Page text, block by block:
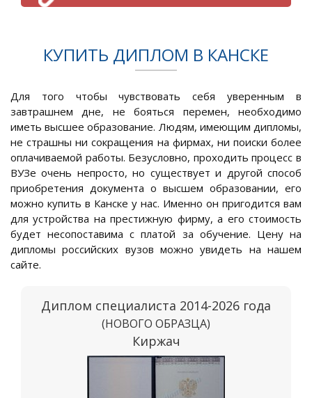
КУПИТЬ ДИПЛОМ В КАНСКЕ
Для того чтобы чувствовать себя уверенным в
завтрашнем дне, не бояться перемен, необходимо
иметь высшее образование. Людям, имеющим дипломы,
не страшны ни сокращения на фирмах, ни поиски более
оплачиваемой работы. Безусловно, проходить процесс в
ВУЗе очень непросто, но существует и другой способ
приобретения документа о высшем образовании, его
можно купить в Канске у нас. Именно он пригодится вам
для устройства на престижную фирму, а его стоимость
будет несопоставима с платой за обучение. Цену на
дипломы российских вузов можно увидеть на нашем
сайте.
Диплом специалиста 2014-2026 года
(НОВОГО ОБРАЗЦА)
Киржач